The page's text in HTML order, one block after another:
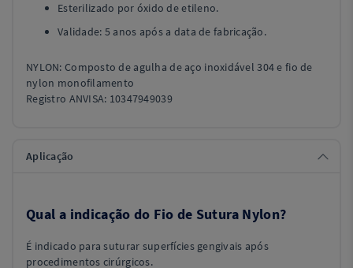
Esterilizado por óxido de etileno.
Validade: 5 anos após a data de fabricação.
NYLON: Composto de agulha de aço inoxidável 304 e fio de
nylon monofilamento
Registro ANVISA: 10347949039
Aplicação
Qual a indicação do Fio de Sutura Nylon?
É indicado para suturar superfícies gengivais após
procedimentos cirúrgicos.